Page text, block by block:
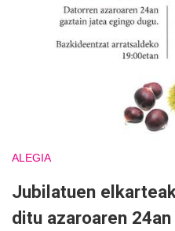
ALEGIA
Jubilatuen
ditu azaroaren